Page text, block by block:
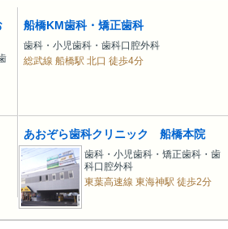
船橋KM歯科・矯正歯科
歯科・小児歯科・歯科口腔外科
総武線 船橋駅 北口 徒歩4分
あおぞら歯科クリニック 船橋本院
歯科・小児歯科・矯正歯科・歯
科口腔外科
東葉高速線 東海神駅 徒歩2分